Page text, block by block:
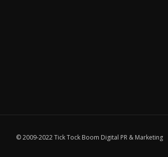
© 2009-2022 Tick Tock Boom Digital PR & Marketing